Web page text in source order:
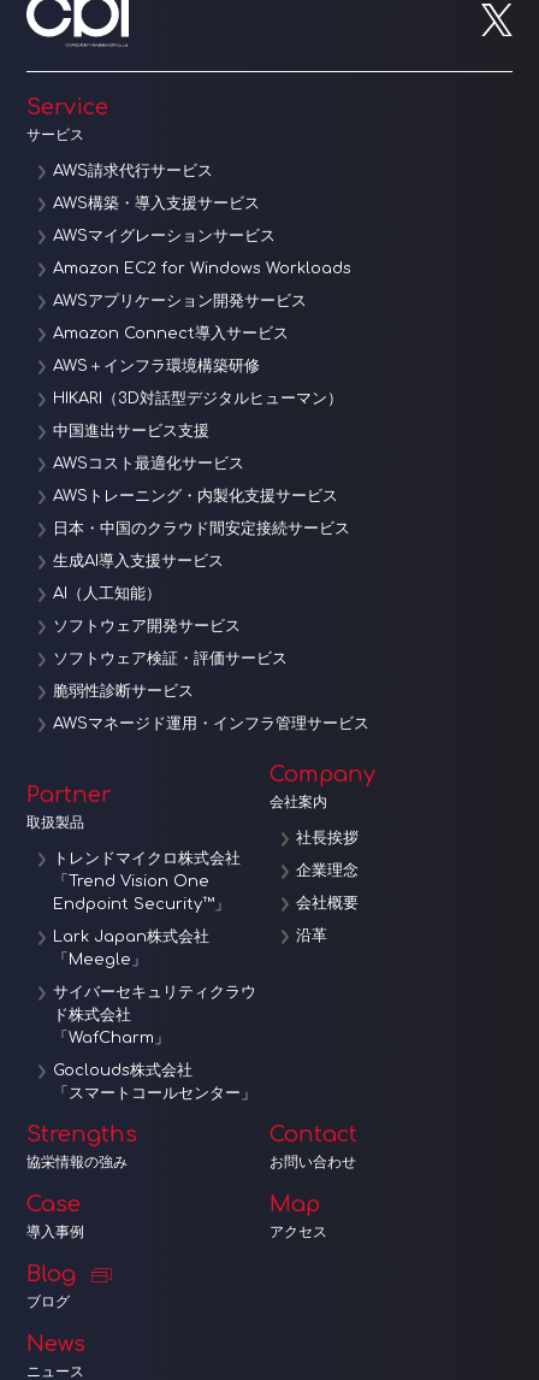
Service
サービス
AWS請求代行サービス
AWS構築・導入支援サービス
AWSマイグレーションサービス
Amazon EC2 for Windows Workloads
AWSアプリケーション開発サービス
Amazon Connect導入サービス
AWS＋インフラ環境構築研修
HIKARI（3D対話型デジタルヒューマン）
中国進出サービス支援
AWSコスト最適化サービス
AWSトレーニング・内製化支援サービス
日本・中国のクラウド間安定接続サービス
生成AI導入支援サービス
AI（人工知能）
ソフトウェア開発サービス
ソフトウェア検証・評価サービス
脆弱性診断サービス
AWSマネージド運用・インフラ管理サービス
Partner
取扱製品
トレンドマイクロ株式会社
「Trend Vision One
Endpoint Security™」
Lark Japan株式会社
「Meegle」
サイバーセキュリティクラウ
ド株式会社
「WafCharm」
Goclouds株式会社
「スマートコールセンター」
Company
会社案内
社長挨拶
企業理念
会社概要
沿革
Strengths
協栄情報の強み
Case
導入事例
Blog
ブログ
News
ニュース
Contact
お問い合わせ
Map
アクセス